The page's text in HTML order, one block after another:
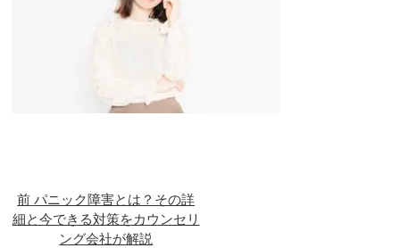
前 パニック障害とは？その詳
細と今できる対策をカウンセリ
ング会社が解説